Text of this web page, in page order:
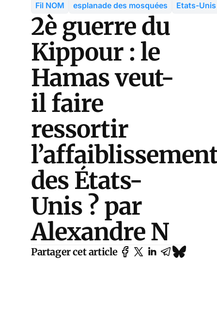
Fil NOM esplanade des mosquées Etats-Unis
2è guerre du
Kippour : le
Hamas veut-
il faire
ressortir
des États-
Unis ? par
Alexandre N
Partager cet article